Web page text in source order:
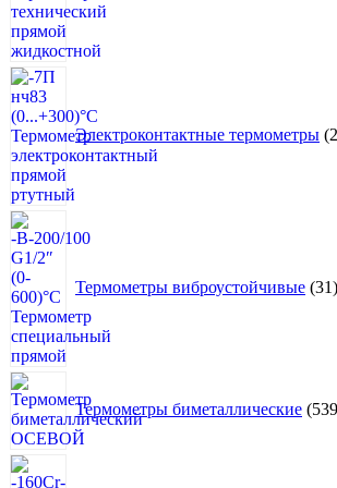
Электроконтактные термометры
Термометры виброустойчивые 31
Термометры биметаллические 539